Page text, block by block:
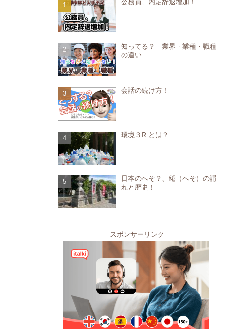
公務員、内定辞退増加！
知ってる？ 業界・業種・職種
の違い
会話の続け方！
環境３R とは？
日本のへそ？、綣（へそ）の謂
れと歴史！
スポンサーリンク